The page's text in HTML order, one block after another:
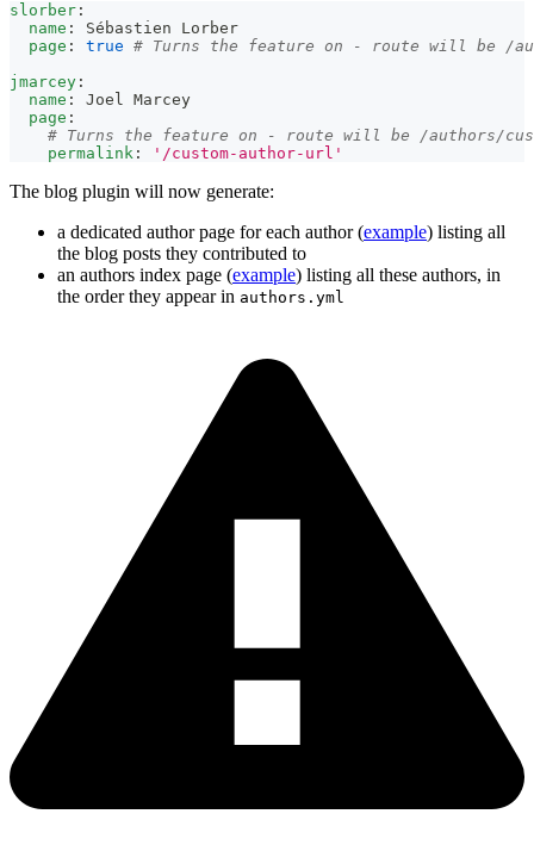
slorber :
name :
Sébastien Lorber
page : true # Turns the feature on - route will be /
jmarcey :
name :
Joel Marcey
page :
# Turns the feature on - route will be /authors/
permalink : '/custom-author-url'
The blog plugin will now generate:
a dedicated author page for each author (example) listing all
the blog posts they contributed to
an authors index page (example) listing all these authors, in
the order they appear in authors.yml